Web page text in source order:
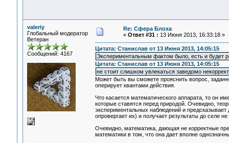
valeriy
Глобальный модератор
Ветеран
Сообщений: 4167
Re: Сфера Блоха
« Ответ #31 : 13 Июня 2013, 16:33:18 »
Цитата: Станислав от 13 Июня 2013, 14:05:15
Экспериментальным фактом было, есть и будет
Цитата: Станислав от 13 Июня 2013, 14:05:15
не стоит слишком увлекаться заведомо
Может быть вы сможете прояснить вопрос,
оперирует квантами действия.
Что касается математического аппарата, то он
которые ставятся перед природой. Очевидно,
экспериментальных наблюдений и
опровергает их) и получает результаты до селе
Очевидно, математика, дающая не корректные
математики в том, что она дает вполне